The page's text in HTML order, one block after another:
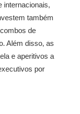
internacionais,
também
de
Além disso, as
e aperitivos a
por